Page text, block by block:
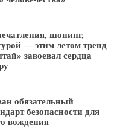
шопинг,
— этим летом тренд
завоевал сердца
обязательный
безопасности для
вождения